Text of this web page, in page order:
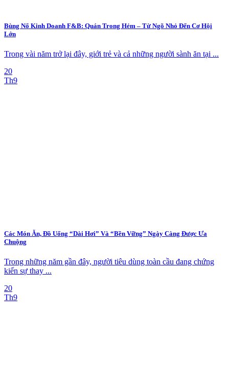
Bùng Nổ Kinh Doanh F&B: Quán Trong Hẻm – Từ Ngõ Nhỏ Đến Cơ Hội
Lớn
Trong vài năm trở lại đây, giới trẻ và cả những người sành ăn tại ...
20
Th9
Các Món Ăn, Đồ Uống “Dài Hơi” Và “Bền Vững” Ngày Càng Được Ưa
Chuộng
Trong những năm gần đây, người tiêu dùng toàn cầu đang chứng
kiến sự thay ...
20
Th9